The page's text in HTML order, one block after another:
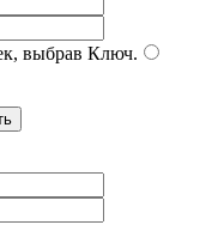
выбрав Ключ.